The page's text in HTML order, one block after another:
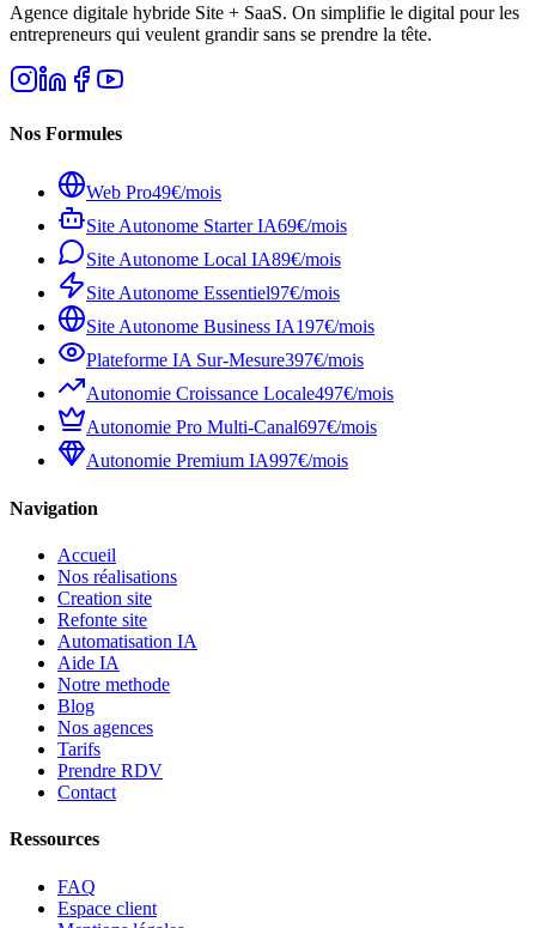
Agence digitale hybride Site + SaaS. On simplifie le digital pour les
entrepreneurs qui veulent grandir sans se prendre la tête.
Nos Formules
Web Pro49€/mois
Site Autonome Starter IA69€/mois
Site Autonome Local IA89€/mois
Site Autonome Essentiel97€/mois
Site Autonome Business IA197€/mois
Plateforme IA Sur-Mesure397€/mois
Autonomie Croissance Locale497€/mois
Autonomie Pro Multi-Canal697€/mois
Autonomie Premium IA997€/mois
Navigation
Accueil
Nos réalisations
Creation site
Refonte site
Automatisation IA
Aide IA
Notre methode
Blog
Nos agences
Tarifs
Prendre RDV
Contact
Ressources
FAQ
Espace client